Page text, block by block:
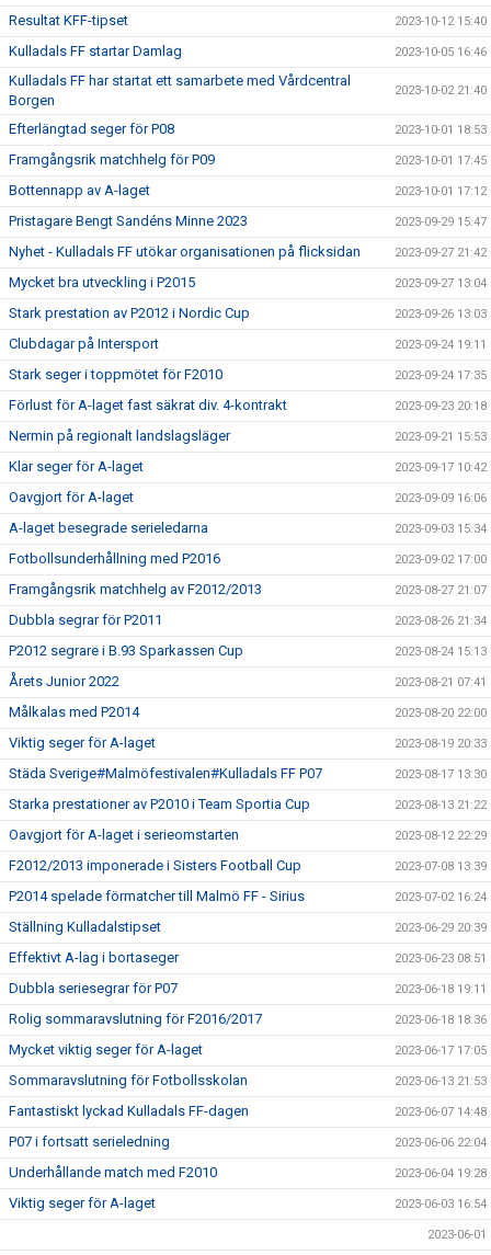
Resultat KFF-tipset 2023-10-12 15:40
Kulladals FF startar Damlag 2023-10-05 16:46
Kulladals FF har startat ett samarbete med Vårdcentral
Borgen
2023-10-02 21:40
Efterlängtad seger för P08 2023-10-01 18:53
Framgångsrik matchhelg för P09 2023-10-01 17:45
Bottennapp av A-laget 2023-10-01 17:12
Pristagare Bengt Sandéns Minne 2023 2023-09-29 15:47
Nyhet - Kulladals FF utökar organisationen på flicksidan 2023-09-27 21:42
Mycket bra utveckling i P2015 2023-09-27 13:04
Stark prestation av P2012 i Nordic Cup 2023-09-26 13:03
Clubdagar på Intersport 2023-09-24 19:11
Stark seger i toppmötet för F2010 2023-09-24 17:35
Förlust för A-laget fast säkrat div. 4-kontrakt 2023-09-23 20:18
Nermin på regionalt landslagsläger 2023-09-21 15:53
Klar seger för A-laget 2023-09-17 10:42
Oavgjort för A-laget 2023-09-09 16:06
A-laget besegrade serieledarna 2023-09-03 15:34
Fotbollsunderhållning med P2016 2023-09-02 17:00
Framgångsrik matchhelg av F2012/2013 2023-08-27 21:07
Dubbla segrar för P2011 2023-08-26 21:34
P2012 segrare i B.93 Sparkassen Cup 2023-08-24 15:13
Årets Junior 2022 2023-08-21 07:41
Målkalas med P2014 2023-08-20 22:00
Viktig seger för A-laget 2023-08-19 20:33
Städa Sverige#Malmöfestivalen#Kulladals FF P07 2023-08-17 13:30
Starka prestationer av P2010 i Team Sportia Cup 2023-08-13 21:22
Oavgjort för A-laget i serieomstarten 2023-08-12 22:29
F2012/2013 imponerade i Sisters Football Cup 2023-07-08 13:39
P2014 spelade förmatcher till Malmö FF - Sirius 2023-07-02 16:24
Ställning Kulladalstipset 2023-06-29 20:39
Effektivt A-lag i bortaseger 2023-06-23 08:51
Dubbla seriesegrar för P07 2023-06-18 19:11
Rolig sommaravslutning för F2016/2017 2023-06-18 18:36
Mycket viktig seger för A-laget 2023-06-17 17:05
Sommaravslutning för Fotbollsskolan 2023-06-13 21:53
Fantastiskt lyckad Kulladals FF-dagen 2023-06-07 14:48
P07 i fortsatt serieledning 2023-06-06 22:04
Underhållande match med F2010 2023-06-04 19:28
Viktig seger för A-laget 2023-06-03 16:54
2023-06-01